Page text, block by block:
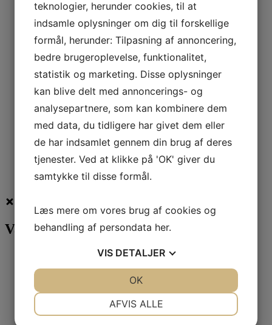
Alle produkter
Starter kit 1 – soyavoks i glas –
EcoSoya CB-advanced
1.172,00kr.
Læs mere
Alle produkter
Starter kit 2 – soyavoks i glas –
KeraSoy containerblend
1.172,00kr.
Varekategorier
Bivoks
Bloklys og figurlys
Brugt udstyr
Dekorer dine lys
teknologier, herunder cookies, til at
indsamle oplysninger om dig til forskellige
formål, herunder: Tilpasning af annoncering,
bedre brugeroplevelse, funktionalitet,
statistik og marketing. Disse oplysninger
kan blive delt med annoncerings- og
analysepartnere, som kan kombinere dem
med data, du tidligere har givet dem eller
de har indsamlet gennem din brug af deres
tjenester. Ved at klikke på 'OK' giver du
samtykke til disse formål.
Læs mere om vores brug af cookies og
behandling af persondata her.
VIS DETALJER
AFVIS ALLE
OK